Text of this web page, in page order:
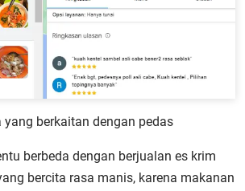
yang berkaitan dengan pedas
berbeda dengan berjualan es krim
bercita rasa manis, karena makanan